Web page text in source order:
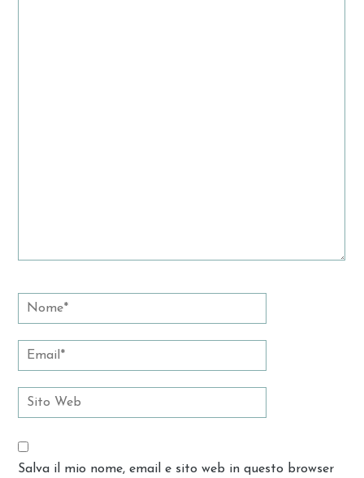
Salva il mio nome, email e sito web in questo browser